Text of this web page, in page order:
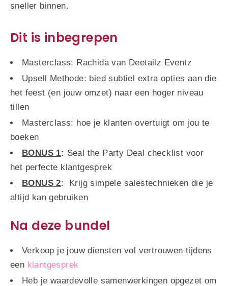
sneller binnen.
Dit is inbegrepen
Masterclass: Rachida van Deetailz Eventz
Upsell Methode: bied subtiel extra opties aan die
het feest (en jouw omzet) naar een hoger niveau
tillen
Masterclass: hoe je klanten overtuigt om jou te
boeken
BONUS 1: Seal the Party Deal checklist voor
het perfecte klantgesprek
BONUS 2: Krijg simpele salestechnieken die je
altijd kan gebruiken
Na deze bundel
Verkoop je jouw diensten vol vertrouwen tijdens
een klantgesprek
Heb je waardevolle samenwerkingen opgezet om